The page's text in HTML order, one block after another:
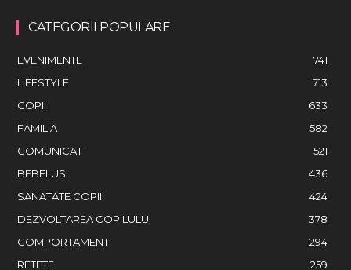
CATEGORII POPULARE
EVENIMENTE
741
LIFESTYLE
713
COPII
633
FAMILIA
582
COMUNICAT
521
BEBELUSI
436
SANATATE COPII
424
DEZVOLTAREA COPILULUI
378
COMPORTAMENT
294
RETETE
259